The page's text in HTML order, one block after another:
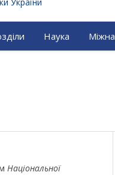
Наука
Національної